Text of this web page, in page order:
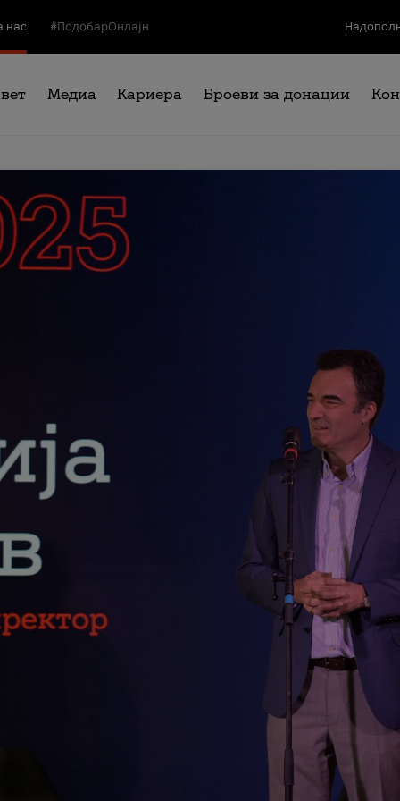
нас #ПодобарОнлајн
Медиа Кариера Броеви за донации